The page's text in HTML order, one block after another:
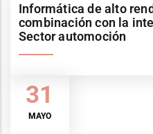
31
MAYO
Informática de alto
combinación con la
Sector automoción